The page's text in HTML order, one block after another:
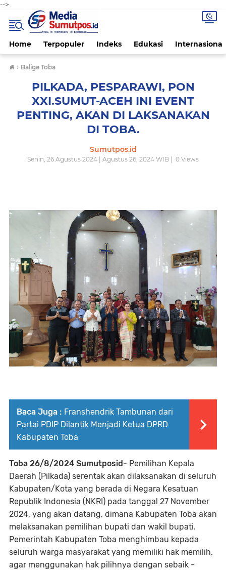
-->
Home Terpopuler Indeks Edukasi Internasional
› Balige Toba
PILKADA, PESPARAWI, PON
XXI.SUMUT-ACEH INI EVENT
PENTING, AKAN DI LAKSANAKAN
DI TOBA.
Sumutpos.id
Senin, 26 Agustus 2024 | Agustus 26, 2024 WIB | 0 Views
Baca Juga : Franshendrik Tambunan dari
Partai PDIP Dilantik Menjadi Ketua DPRD
Kabupaten Toba
Toba 26/8/2024 Sumutposid- Pemilihan Kepala
Daerah (Pilkada) serentak akan dilaksanakan di seluruh
Kabupaten/Kota yang berada di Negara Kesatuan
Republik Indonesia (NKRI) pada tanggal 27 November
2024, yang akan datang, dimana Kabupaten Toba akan
melaksanakan pemilihan bupati dan wakil bupati.
Pemerintah Kabupaten Toba menghimbau kepada
seluruh warga masyarakat yang memiliki hak memilih,
agar menggunakan hak pilihnya dengan sebaik -